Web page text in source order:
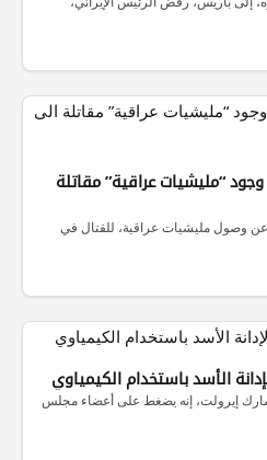
“مليشيات عراقية” مقاتلة
عن وصول مليشيات عراقية، للقتال في
الأسد باستخدام الكيمياوي
إيرولت، إنه يضغط على أعضاء مجلس